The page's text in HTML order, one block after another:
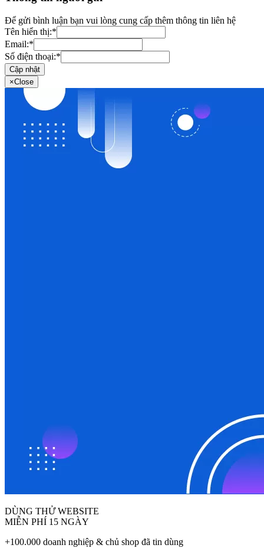
Để gửi bình luận bạn vui lòng cung cấp thêm thông tin liên hệ
Tên hiển thị:*
Email:*
Số điện thoại:*
Cập nhật
×Close
DÙNG THỬ WEBSITE
MIỄN PHÍ 15 NGÀY
+100.000 doanh nghiệp & chủ shop đã tin dùng